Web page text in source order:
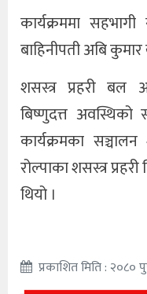
कार्यक्रममा
बाहिनीपती अबि
शसस्त्र प्रहरी बल
बिष्णुदत्त
कार्यक्रमका
रोल्पाका शसस्त्र
थियो ।
प्रकाशित मिति : २०८०